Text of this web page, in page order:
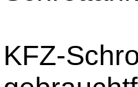
KFZ-